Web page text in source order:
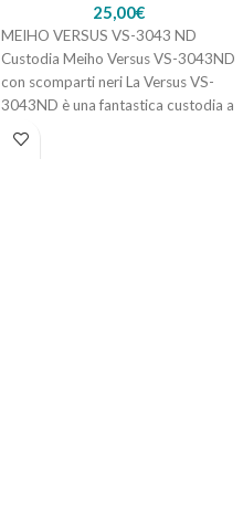
25,00€
MEIHO VERSUS VS-3043 ND
Custodia Meiho Versus VS-3043ND
con scomparti neri La Versus VS-
3043ND è una fantastica custodia a